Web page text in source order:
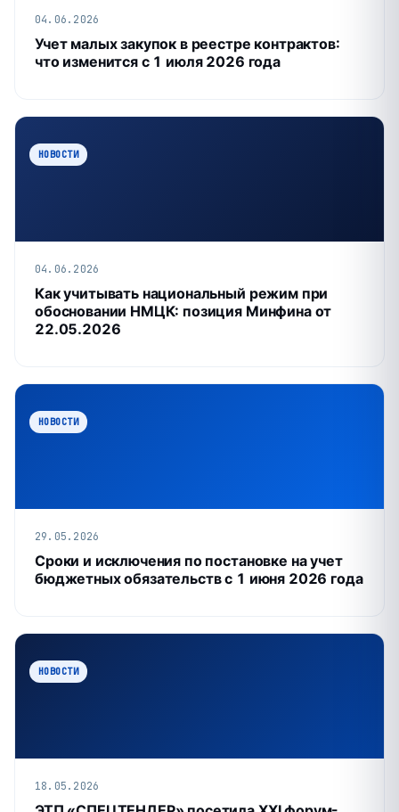
04.06.2026
Учет малых закупок в реестре контрактов:
что изменится с 1 июля 2026 года
НОВОСТИ
04.06.2026
Как учитывать национальный режим при
обосновании НМЦК: позиция Минфина от
22.05.2026
НОВОСТИ
29.05.2026
Сроки и исключения по постановке на учет
бюджетных обязательств с 1 июня 2026 года
НОВОСТИ
18.05.2026